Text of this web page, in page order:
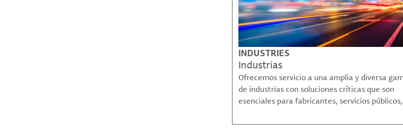
INDUSTRIES
Industrias
Ofrecemos servicio a una amplia y diversa
de industrias con soluciones críticas que son
esenciales para fabricantes, servicios públicos,
compuestos de materiales y mucho más.